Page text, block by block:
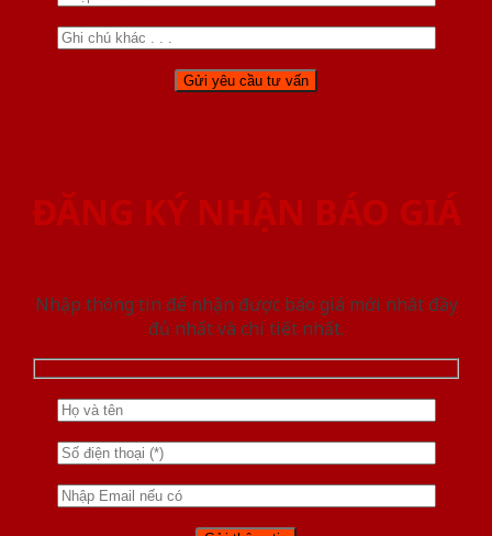
ĐĂNG KÝ NHẬN BÁO GIÁ
Nhập thông tin để nhận được báo giá mới nhât đầy
đủ nhất và chi tiết nhất.